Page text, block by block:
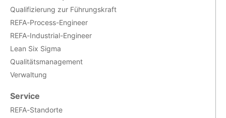
Qualifizierung zur Führungskraft
REFA-Process-Engineer
REFA-Industrial-Engineer
Lean Six Sigma
Qualitätsmanagement
Verwaltung
Service
REFA-Standorte